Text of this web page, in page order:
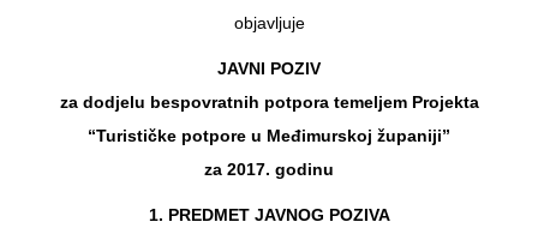
objavljuje
JAVNI POZIV
za dodjelu bespovratnih potpora temeljem Projekta
“Turističke potpore u Međimurskoj županiji”
za 2017. godinu
1. PREDMET JAVNOG POZIVA